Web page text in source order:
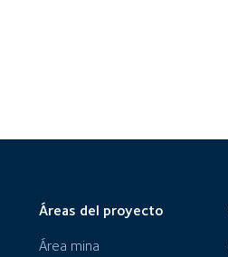
Áreas del proyecto
Área mina